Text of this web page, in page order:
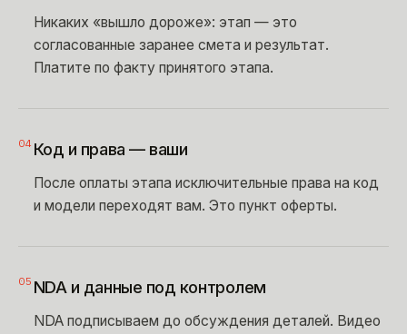
Никаких «вышло дороже»: этап — это
согласованные заранее смета и результат.
Платите по факту принятого этапа.
04 Код и права — ваши
После оплаты этапа исключительные права на код
и модели переходят вам. Это пункт оферты.
05 NDA и данные под контролем
NDA подписываем до обсуждения деталей. Видео